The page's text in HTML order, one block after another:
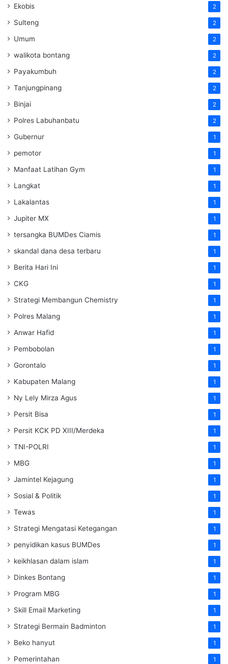
Ekobis 2
Sulteng 2
Umum 2
walikota bontang 2
Payakumbuh 2
Tanjungpinang 2
Binjai 2
Polres Labuhanbatu 2
Gubernur 1
pemotor 1
Manfaat Latihan Gym 1
Langkat 1
Lakalantas 1
Jupiter MX 1
tersangka BUMDes Ciamis 1
skandal dana desa terbaru 1
Berita Hari Ini 1
CKG 1
Strategi Membangun Chemistry 1
Polres Malang 1
Anwar Hafid 1
Pembobolan 1
Gorontalo 1
Kabupaten Malang 1
Ny Lely Mirza Agus 1
Persit Bisa 1
Persit KCK PD XIII/Merdeka 1
TNI-POLRI 1
MBG 1
Jamintel Kejagung 1
Sosial & Politik 1
Tewas 1
Strategi Mengatasi Ketegangan 1
penyidikan kasus BUMDes 1
keikhlasan dalam islam 1
Dinkes Bontang 1
Program MBG 1
Skill Email Marketing 1
Strategi Bermain Badminton 1
Beko hanyut 1
Pemerintahan 1